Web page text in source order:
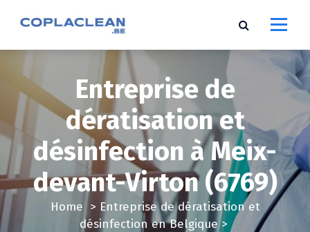
e
n
t
Entreprise de
dératisation et
désinfection à Meix-
devant-Virton (6769)
Home > Entreprise de dératisation et
désinfection en Belgique>